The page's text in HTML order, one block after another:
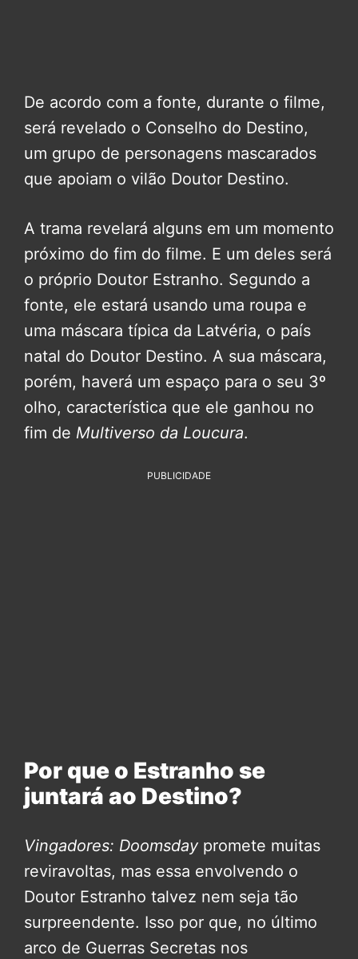
De acordo com a fonte, durante o filme,
será revelado o Conselho do Destino,
um grupo de personagens mascarados
que apoiam o vilão Doutor Destino.
A trama revelará alguns em um momento
próximo do fim do filme. E um deles será
o próprio Doutor Estranho. Segundo a
fonte, ele estará usando uma roupa e
uma máscara típica da Latvéria, o país
natal do Doutor Destino. A sua máscara,
porém, haverá um espaço para o seu 3º
olho, característica que ele ganhou no
fim de Multiverso da Loucura.
PUBLICIDADE
Por que o Estranho se
juntará ao Destino?
Vingadores: Doomsday promete muitas
reviravoltas, mas essa envolvendo o
Doutor Estranho talvez nem seja tão
surpreendente. Isso por que, no último
arco de Guerras Secretas nos